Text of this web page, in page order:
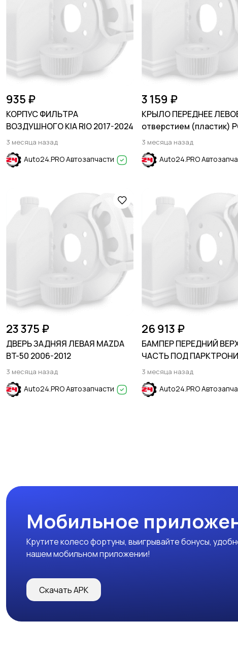
935 ₽
КОРПУС ФИЛЬТРА
ВОЗДУШНОГО KIA RIO 2017-2024
3 месяца назад
Auto24.PRO Автозапчасти
3 159 ₽
КРЫЛО ПЕРЕДНЕЕ
отверстием (пластик)
Cristal White Белый
SOLARIS 2011-2017
3 месяца назад
Auto24.PRO
23 375 ₽
ДВЕРЬ ЗАДНЯЯ ЛЕВАЯ MAZDA
BT-50 2006-2012
3 месяца назад
Auto24.PRO Автозапчасти
26 913 ₽
БАМПЕР ПЕРЕДНИЙ
ЧАСТЬ ПОД
FORD ESCAPE 2023-
3 месяца назад
Auto24.PRO
Мобильное
Крутите колесо фортуны, выигрывайте бонусы,
нашем мобильном приложении!
Скачать APK